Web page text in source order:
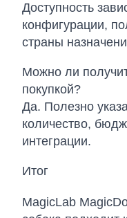
Доступность
конфигурации,
страны
Можно ли
покупкой?
Да. Полезно
количество,
интеграции.
Итог
MagicLab